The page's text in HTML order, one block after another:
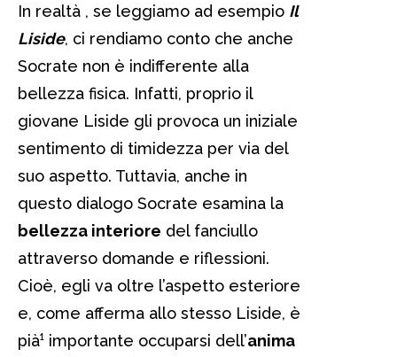
In realtà , se leggiamo ad esempio Il
Liside, ci rendiamo conto che anche
Socrate non è indifferente alla
bellezza fisica. Infatti, proprio il
giovane Liside gli provoca un iniziale
sentimento di timidezza per via del
suo aspetto. Tuttavia, anche in
questo dialogo Socrate esamina la
bellezza interiore del fanciullo
attraverso domande e riflessioni.
Cioè, egli va oltre l’aspetto esteriore
e, come afferma allo stesso Liside, è
pià¹ importante occuparsi dell’anima